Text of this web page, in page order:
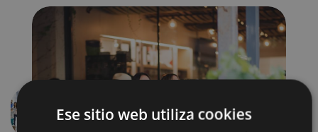
Aurrekoa
Ese sitio web utiliza cookies